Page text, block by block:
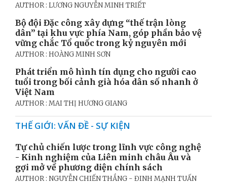
AUTHOR : LƯƠNG NGUYỄN MINH TRIẾT
Bộ đội Đặc công xây dựng “thế trận lòng
dân” tại khu vực phía Nam, góp phần bảo vệ
vững chắc Tổ quốc trong kỷ nguyên mới
AUTHOR : HOÀNG MINH SƠN
Phát triển mô hình tín dụng cho người cao
tuổi trong bối cảnh già hóa dân số nhanh ở
Việt Nam
AUTHOR : MAI THỊ HƯƠNG GIANG
THẾ GIỚI: VẤN ĐỀ - SỰ KIỆN
Tự chủ chiến lược trong lĩnh vực công nghệ
- Kinh nghiệm của Liên minh châu Âu và
gợi mở về phương diện chính sách
AUTHOR : NGUYỄN CHIẾN THẮNG - ĐINH MẠNH TUẤN